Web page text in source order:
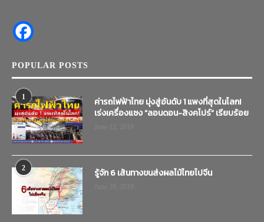
POPULAR POSTS
1
ค่ารถไฟฟ้าไทย มุ่งสู่อันดับ 1 แพงที่สุดในโลก!
เร่งเครื่องแซง “ลอนดอน-สิงคโปร์” เรียบร้อย
2 รู้จัก 6 เส้นทางขนส่งผลไม้ไทยไปจีน